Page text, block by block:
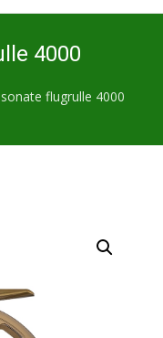
4000
flugrulle 4000